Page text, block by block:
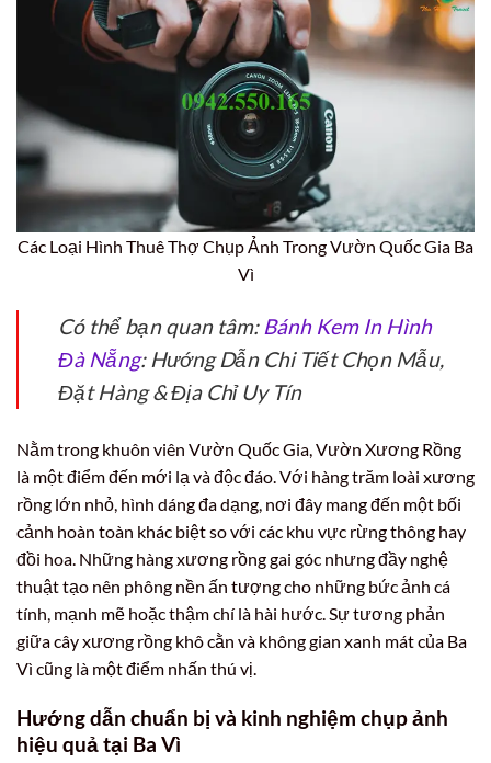
Các Loại Hình Thuê Thợ Chụp Ảnh Trong Vườn Quốc Gia Ba
Vì
Có thể bạn quan tâm: Bánh Kem In Hình
Đà Nẵng: Hướng Dẫn Chi Tiết Chọn Mẫu,
Đặt Hàng & Địa Chỉ Uy Tín
Nằm trong khuôn viên Vườn Quốc Gia, Vườn Xương Rồng
là một điểm đến mới lạ và độc đáo. Với hàng trăm loài xương
rồng lớn nhỏ, hình dáng đa dạng, nơi đây mang đến một bối
cảnh hoàn toàn khác biệt so với các khu vực rừng thông hay
đồi hoa. Những hàng xương rồng gai góc nhưng đầy nghệ
thuật tạo nên phông nền ấn tượng cho những bức ảnh cá
tính, mạnh mẽ hoặc thậm chí là hài hước. Sự tương phản
giữa cây xương rồng khô cằn và không gian xanh mát của Ba
Vì cũng là một điểm nhấn thú vị.
Hướng dẫn chuẩn bị và kinh nghiệm chụp ảnh
hiệu quả tại Ba Vì